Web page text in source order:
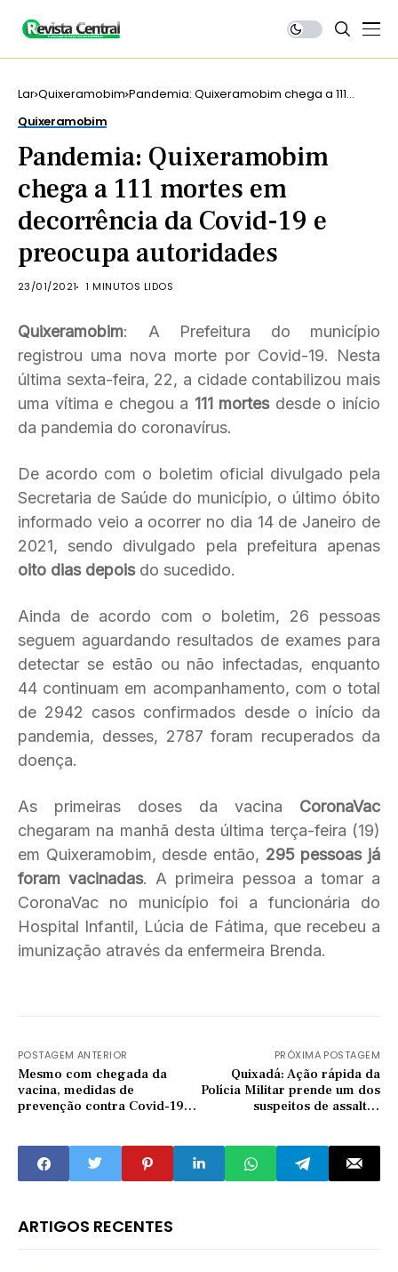
Lar Quixeramobim Pandemia: Quixeramobim chega a 111
Quixeramobim
Pandemia: Quixeramobim
chega a 111 mortes em
decorrência da Covid-19 e
preocupa autoridades
23/01/2021 1 MINUTOS LIDOS
Quixeramobim: A Prefeitura do município
registrou uma nova morte por Covid-19. Nesta
última sexta-feira, 22, a cidade contabilizou mais
uma vítima e chegou a 111 mortesdesde o início
da pandemia do coronavírus.
De acordo com o boletim oficial divulgado pela
Secretaria de Saúde do município, o último óbito
informado veio a ocorrer no dia 14 de Janeiro de
2021, sendo divulgado pela prefeitura apenas
oito dias depoisdo sucedido.
Ainda de acordo com o boletim, 26 pessoas
seguem aguardando resultados de exames para
detectar se estão ou não infectadas, enquanto
44 continuam em acompanhamento, com o total
de 2942 casos confirmados desde o início da
pandemia, desses, 2787 foram recuperados da
doença.
As primeiras doses da vacina CoronaVac
chegaram na manhã desta última terça-feira (19)
em Quixeramobim, desde então, 295 pessoas já
foram vacinadas. A primeira pessoa a tomar a
CoronaVac no município foi a funcionária do
Hospital Infantil, Lúcia de Fátima, que recebeu a
imunização através da enfermeira Brenda.
POSTAGEM ANTERIOR
Mesmo com chegada da
vacina, medidas de
prevenção contra Covid-19
PRÓXIMA POSTAGEM
Quixadá: Ação rápida da
Polícia Militar prende um dos
suspeitos de assaltar
ARTIGOS RECENTES